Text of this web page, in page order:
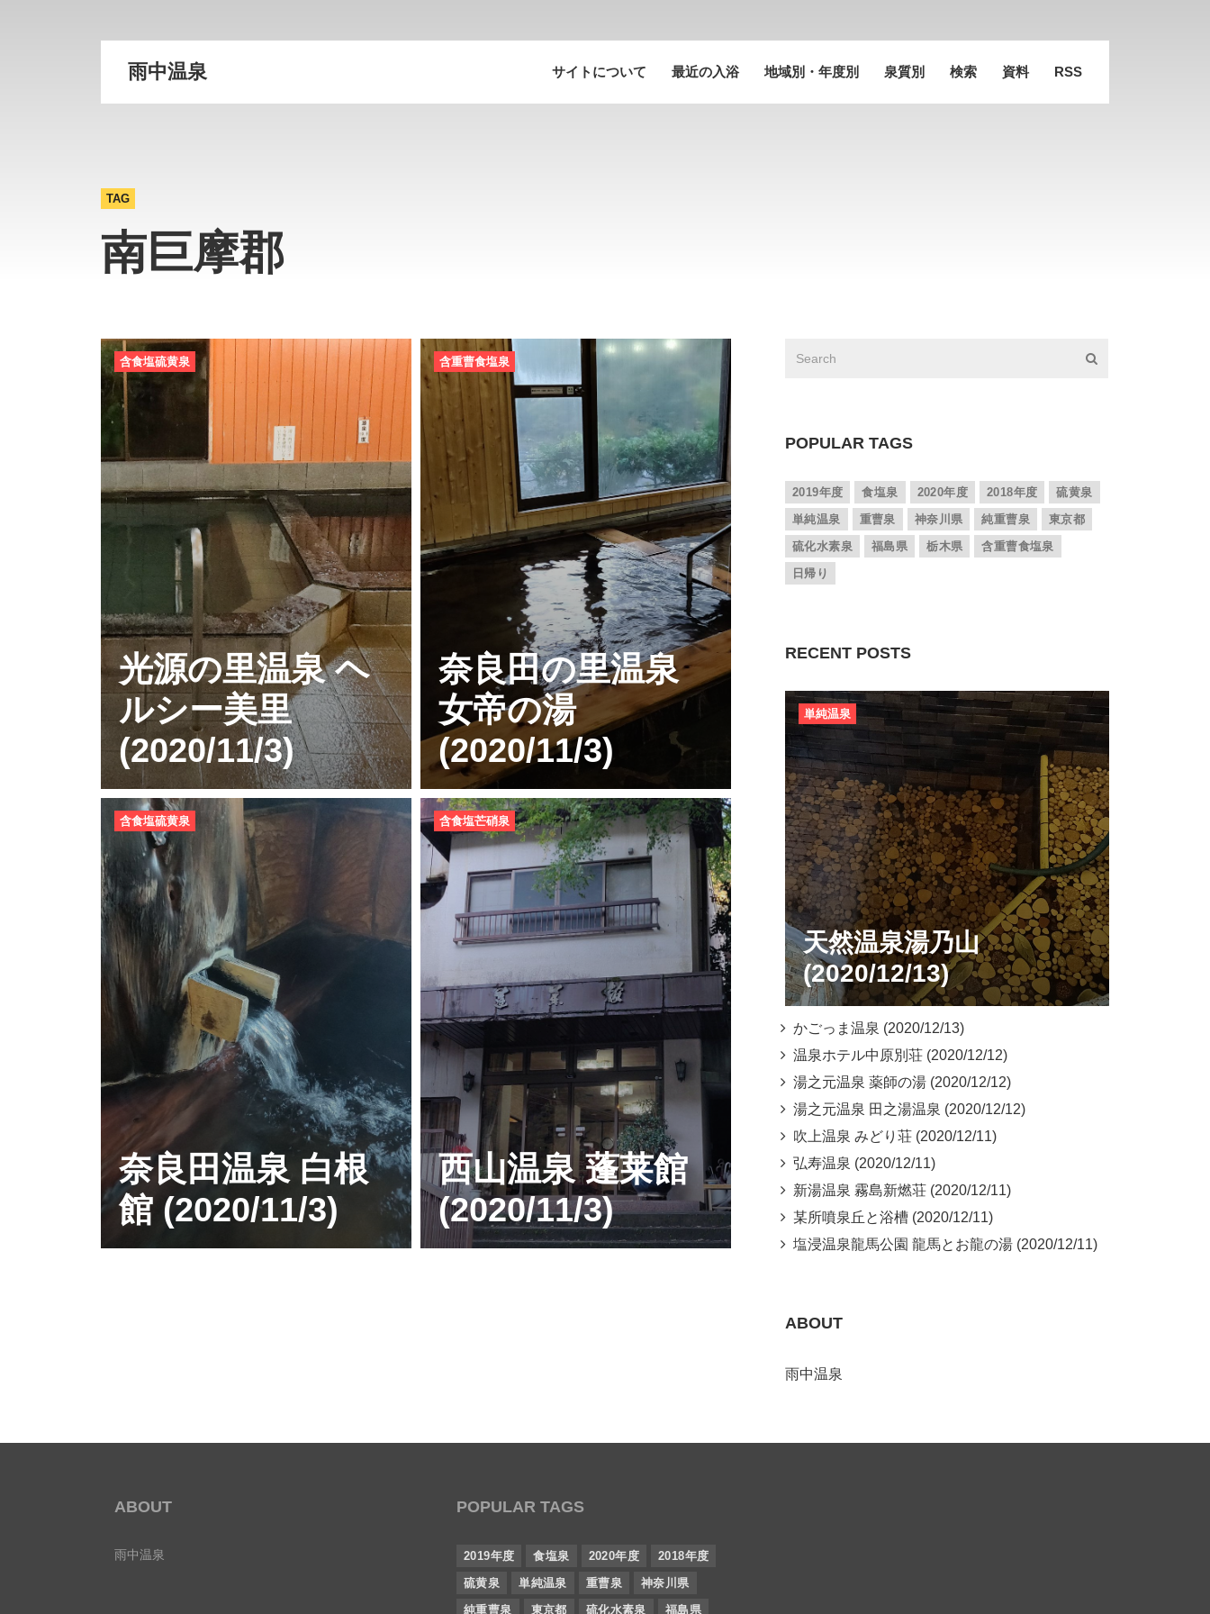
雨中温泉 サイトについて 最近の入浴 地域別・年度別 泉質別 検索 資料 RSS
TAG
南巨摩郡
光源の里温泉 ヘ
ルシー美里
(2020/11/3)
含食塩硫黄泉
奈良田の里温泉
女帝の湯
(2020/11/3)
含重曹食塩泉
奈良田温泉 白根
館 (2020/11/3)
含食塩硫黄泉
西山温泉 蓬莱館
(2020/11/3)
含食塩芒硝泉
POPULAR TAGS
2019年度 食塩泉 2020年度 2018年度
硫黄泉
単純温泉
重曹泉 神奈川県 純重曹泉
東京都
硫化水素泉
福島県 栃木県
含重曹食塩泉
日帰り
RECENT POSTS
天然温泉湯乃山
(2020/12/13)
単純温泉
かごっま温泉 (2020/12/13)
温泉ホテル中原別荘 (2020/12/12)
湯之元温泉 薬師の湯 (2020/12/12)
湯之元温泉 田之湯温泉 (2020/12/12)
吹上温泉 みどり荘 (2020/12/11)
弘寿温泉 (2020/12/11)
新湯温泉 霧島新燃荘 (2020/12/11)
某所噴泉丘と浴槽 (2020/12/11)
塩浸温泉龍馬公園 龍馬とお龍の湯 (2020/12/11)
ABOUT
雨中温泉
ABOUT
雨中温泉
POPULAR TAGS
2019年度 食塩泉 2020年度
2018年度
硫黄泉
単純温泉 重曹泉
神奈川県
純重曹泉
東京都 硫化水素泉 福島県